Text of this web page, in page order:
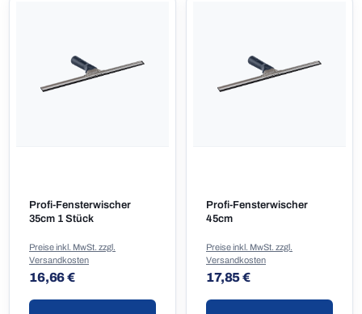
Profi-Fensterwischer
35cm 1 Stück
Regulärer Preis:
16,66 €
Preise inkl. MwSt. zzgl.
Versandkosten
Profi-Fensterwischer
45cm
Regulärer Preis:
17,85 €
Preise inkl. MwSt. zzgl.
Versandkosten